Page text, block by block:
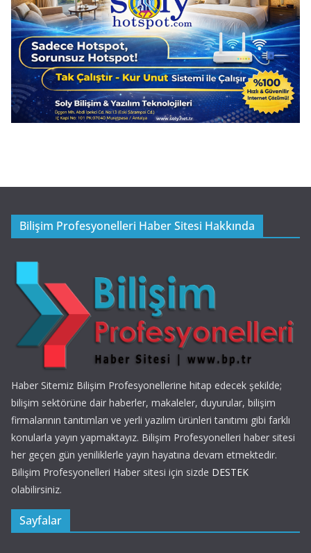
Bilişim Profesyonelleri Haber Sitesi Hakkında
Haber Sitemiz Bilişim Profesyonellerine hitap edecek şekilde;
bilişim sektörüne dair haberler, makaleler, duyurular, bilişim
firmalarının tanıtımları ve yerli yazılım ürünleri tanıtımı gibi farklı
konularla yayın yapmaktayız. Bilişim Profesyonelleri haber sitesi
her geçen gün yeniliklerle yayın hayatına devam etmektedir.
Bilişim Profesyonelleri Haber sitesi için sizde DESTEK
olabilirsiniz.
Sayfalar